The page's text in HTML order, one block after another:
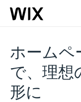
ホームペ
で、理想
形に